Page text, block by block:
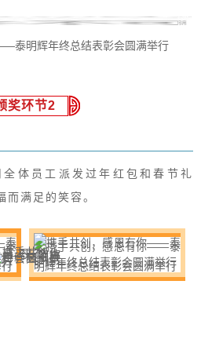
奖环节2
体员工派发过年红包和春节礼
而满足的笑容。